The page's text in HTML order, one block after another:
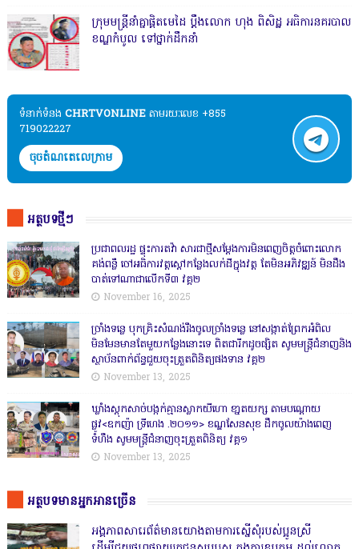
ក្រុមមន្ត្រីនាំគ្នាផ្ដិតមេដៃ ប្ដឹងលោក ហុង ពិសិដ្ឋ អធិការនគរបាល
ខណ្ឌកំបូល ទៅថ្នាក់ដឹកនាំ
ទំនាក់ទំនង​​ CHRTVONLINE តាមរយៈលេខ +855
719022227
ចុចតំណតេលេក្រាម
អត្ថបទថ្មីៗ
ប្រជាពលរដ្ឋ ផ្ទុះការតវ៉ា សារជាថ្មីសម្តែងការមិនពេញចិត្តចំពោះលោក
គង់ពន្លឺ ចៅអធិការវត្តស្ដៅកន្លែងលក់ដីក្នុងវត្ត តែមិនអភិវឌ្ឍន៍ មិនដឹង
បាត់ទៅណាជាលើកទី៣ វគ្គ២
November 16, 2025
ច្រាំងទន្លេ បុកគ្រិះសំណង់រឹងចូលច្រាំងទន្លេ នៅសង្កាត់ព្រែកអំពិល
មិនមែនមានតែមួយកន្លែងនោះទេ ពិតជារីកដូចផ្សិត សូមមន្ត្រីជំនាញនិង
ស្ថាប័នពាក់ព័ន្ធជួយចុះត្រួតពិនិត្យផងទាន វគ្គ២
November 13, 2025
ឃ្លាំងស្តុកសាច់បង្កក់គ្មានស្លាកយីហោ ខា្នតយក្ស តាមបណ្តោយ
ផ្លូវ<ឧកញ៉ា ទ្រីហេង .២០១១> ខណ្ឌសែនសុខ ដឹកចូលយ៉ាងពេញ
ទំហឹង សូមមន្ត្រីជំនាញចុះត្រួតពិនិត្យ វគ្គ១
November 13, 2025
អត្ថបទមានអ្នកអានច្រើន
អង្គភាពសារេព័ត៌មានយោងតាមការស្នើសុំរបស់ប្អូនស្រី